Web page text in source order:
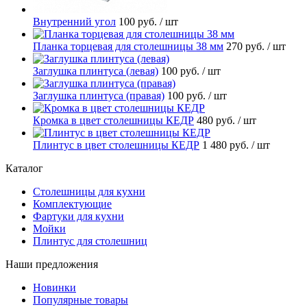
Внутренний угол 100 руб. / шт
Планка торцевая для столешницы 38 мм 270 руб. / шт
Заглушка плинтуса (левая) 100 руб. / шт
Заглушка плинтуса (правая) 100 руб. / шт
Кромка в цвет столешницы КЕДР 480 руб. / шт
Плинтус в цвет столешницы КЕДР 1 480 руб. / шт
Каталог
Столешницы для кухни
Комплектующие
Фартуки для кухни
Мойки
Плинтус для столешниц
Наши предложения
Новинки
Популярные товары